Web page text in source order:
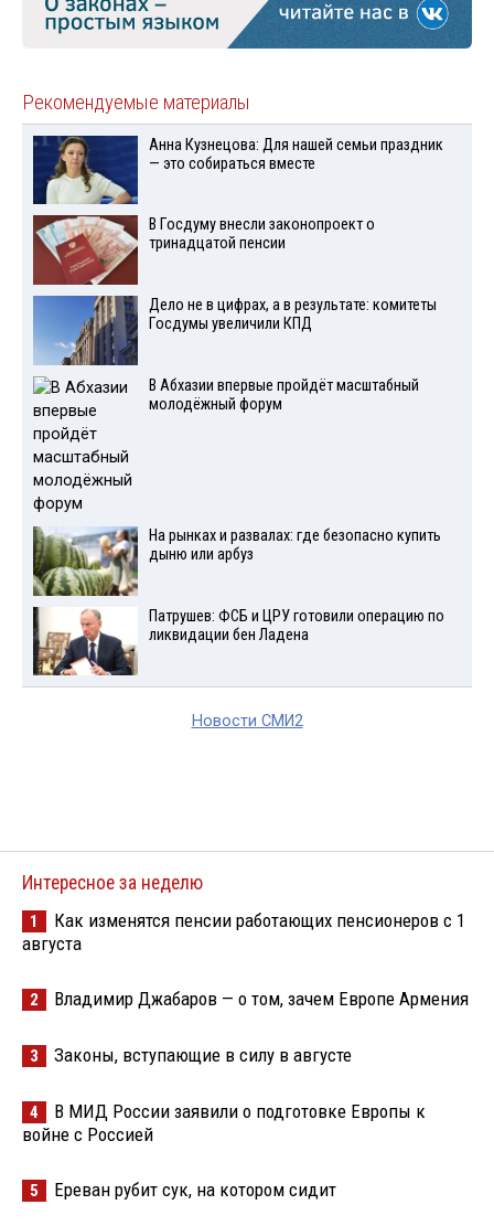
Рекомендуемые материалы
Анна Кузнецова: Для нашей семьи праздник
— это собираться вместе
В Госдуму внесли законопроект о
тринадцатой пенсии
Дело не в цифрах, а в результате: комитеты
Госдумы увеличили КПД
В Абхазии впервые пройдёт масштабный
молодёжный форум
На рынках и развалах: где безопасно купить
дыню или арбуз
Патрушев: ФСБ и ЦРУ готовили операцию по
ликвидации бен Ладена
Новости СМИ2
Интересное за неделю
1
Как изменятся пенсии работающих пенсионеров с 1
августа
2 Владимир Джабаров — о том, зачем Европе Армения
3 Законы, вступающие в силу в августе
4
В МИД России заявили о подготовке Европы к
войне с Россией
5 Ереван рубит сук, на котором сидит